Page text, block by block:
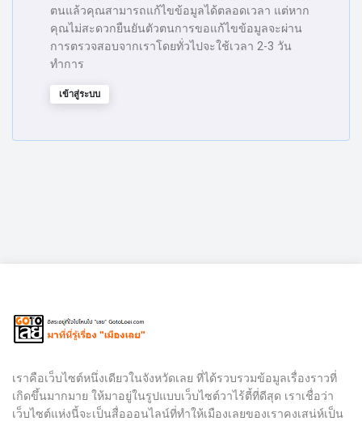
ตนแล้วคุณสามารถแก้ไขข้อมูลได้ตลอดเวลา แต่หาก
คุณไม่สะดวกยืนยันตัวตนการขอแก้ไขข้อมูลจะผ่าน
การตรวจสอบจากเราโดยทั่วไปจะใช้เวลา 2-3 วัน
ทำการ
เข้าสู่ระบบ
เราคือเว็บไซต์หนึ่งเดียวในจังหวัดเลย ที่ได้รวบรวมข้อมูลเรื่องราวที่
เกิดขึ้นมากมาย ให้มาอยู่ในรูปแบบเว็บไซต์วาไร้ตี้ที่ดีสุด เราเชื่อว่า
เว็บไซต์แห่งนี้จะเป็นสื่อออนไลน์ที่ทำให้เมืองเลยของเราคงเสน่ห์เป็น